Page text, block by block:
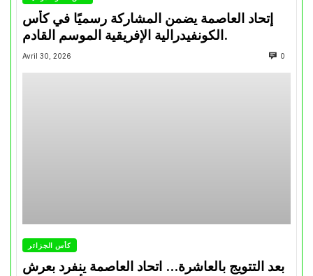
إتحاد العاصمة يضمن المشاركة رسميًا في كأس
الكونفيدرالية الإفريقية الموسم القادم.
Avril 30, 2026 0
كأس الجزائر
بعد التتويج بالعاشرة… اتحاد العاصمة ينفرد بعرش